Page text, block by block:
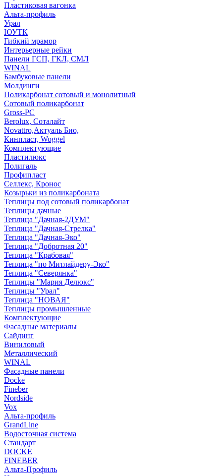
Пластиковая вагонка
Альта-профиль
Урал
ЮУТК
Гибкий мрамор
Интерьерные рейки
Панели ГСП, ГКЛ, СМЛ
WINAL
Бамбуковые панели
Молдинги
Поликарбонат сотовый и монолитный
Сотовый поликарбонат
Gross-PC
Berolux, Соталайт
Novattro,Актуаль Био,
Кинпласт, Woggel
Комплектующие
Пластилюкс
Полигаль
Профипласт
Селлекс, Кронос
Козырьки из поликарбоната
Теплицы под сотовый поликарбонат
Теплицы дачные
Теплица "Дачная-2ДУМ"
Теплица "Дачная-Стрелка"
Теплица "Дачная-Эко"
Теплица "Добротная 20"
Теплица "Крабовая"
Теплица "по Митлайдеру-Эко"
Теплица "Северянка"
Теплицы "Мария Делюкс"
Теплицы "Урал"
Теплица "НОВАЯ"
Теплицы промышленные
Комплектующие
Фасадные материалы
Сайдинг
Виниловый
Металлический
WINAL
Фасадные панели
Docke
Fineber
Nordside
Vox
Альта-профиль
GrandLine
Водосточная система
Стандарт
DOCKE
FINEBER
Альта-Профиль